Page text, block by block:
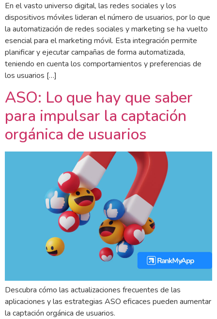
En el vasto universo digital, las redes sociales y los
dispositivos móviles lideran el número de usuarios, por lo que
la automatización de redes sociales y marketing se ha vuelto
esencial para el marketing móvil. Esta integración permite
planificar y ejecutar campañas de forma automatizada,
teniendo en cuenta los comportamientos y preferencias de
los usuarios […]
ASO: Lo que hay que saber
para impulsar la captación
orgánica de usuarios
Descubra cómo las actualizaciones frecuentes de las
aplicaciones y las estrategias ASO eficaces pueden aumentar
la captación orgánica de usuarios.